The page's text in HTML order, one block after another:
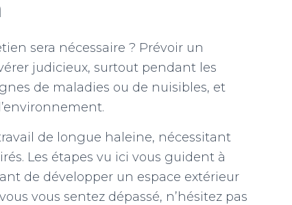
sera nécessaire ? Prévoir un
judicieux, surtout pendant les
de maladies ou de nuisibles, et
de longue haleine, nécessitant
Les étapes vu ici vous guident à
de développer un espace extérieur
vous sentez dépassé, n’hésitez pas